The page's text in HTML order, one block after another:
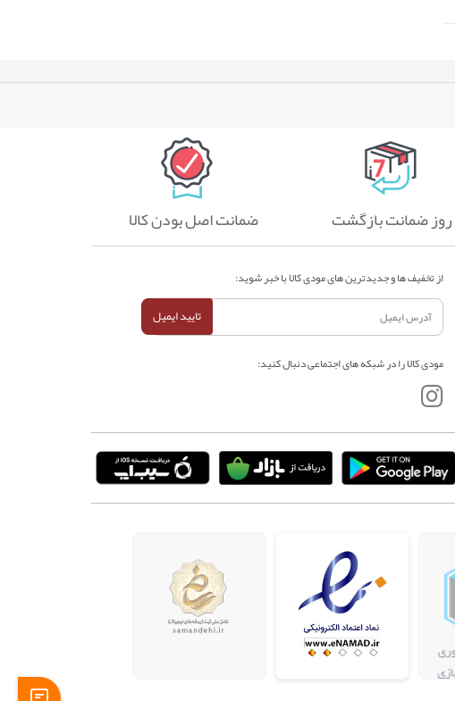
ضمانت اصل بودن کالا
از تخفیف ها و جدیدترین های مودی کالا با خبر شوید:
تایید ایمیل
مودی کالا را در شبکه های اجتماعی دنبال کنید: